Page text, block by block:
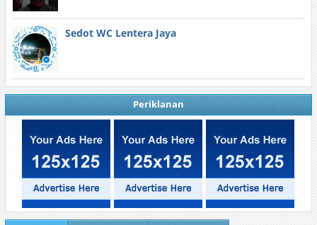
Sedot WC Lentera Jaya
Periklanan